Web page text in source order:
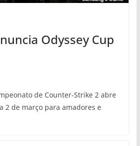
Odyssey Cup
de Counter-Strike 2 abre
2 de março para amadores e